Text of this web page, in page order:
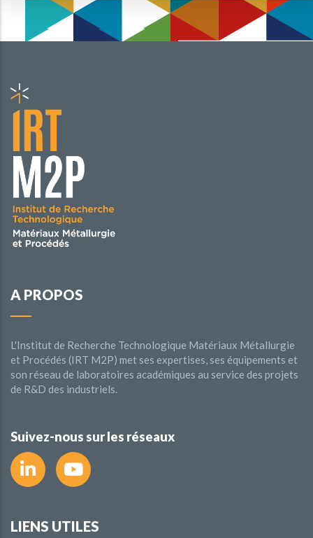
A PROPOS
L'Institut de Recherche Technologique Matériaux Métallurgie
et Procédés (IRT M2P) met ses expertises, ses équipements et
son réseau de laboratoires académiques au service des projets
de R&D des industriels.
Suivez-nous sur les réseaux
LIENS UTILES